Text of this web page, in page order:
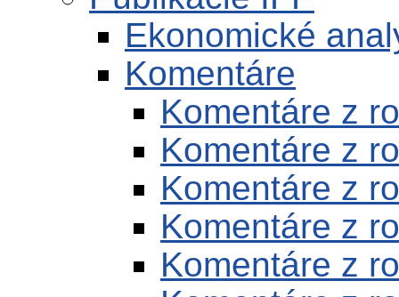
Ekonomické
Komentáre
Komentáre z
Komentáre z
Komentáre z
Komentáre z
Komentáre z